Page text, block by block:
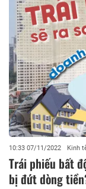
10:33 07/11/2022 Kinh
Trái phiếu bất
bị đứt dòng